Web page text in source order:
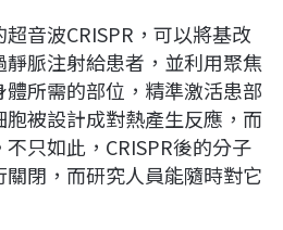
音波CRISPR，可以將基改
脈注射給患者，並利用聚焦
所需的部位，精準激活患部
被設計成對熱產生反應，而
只如此，CRISPR後的分子
閉，而研究人員能隨時對它